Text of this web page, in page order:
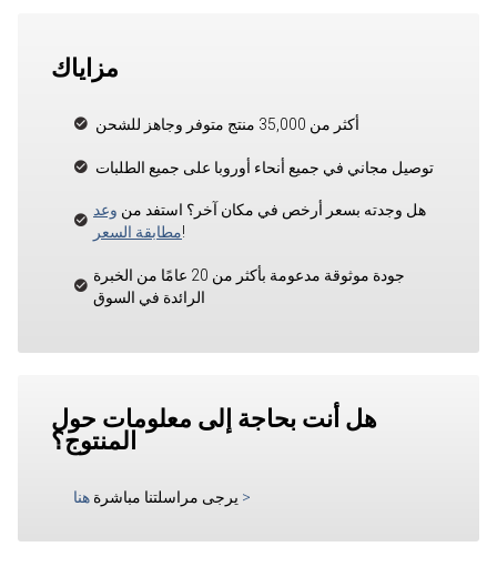
مزاياك
أكثر من 35,000 منتج متوفر وجاهز للشحن
توصيل مجاني في جميع أنحاء أوروبا على جميع الطلبات
هل وجدته بسعر أرخص في مكان آخر؟ استفد من وعد
مطابقة السعر!
جودة موثوقة مدعومة بأكثر من 20 عامًا من الخبرة
الرائدة في السوق
هل أنت بحاجة إلى معلومات حول
المنتوج؟
يرجى مراسلتنا مباشرة هنا >